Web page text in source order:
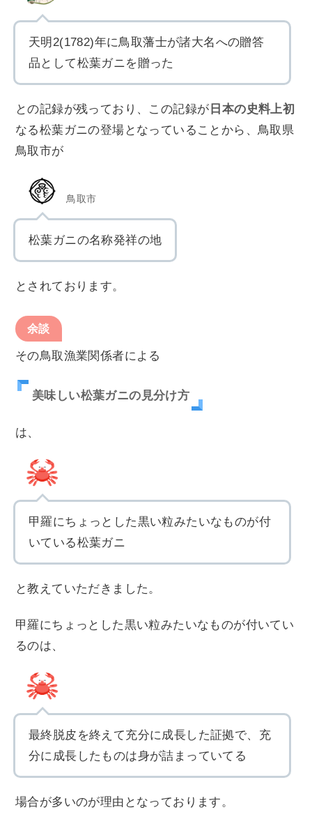
天明2(1782)年に鳥取藩士が諸大名への贈答
品として松葉ガニを贈った
との記録が残っており、この記録が 日本の史料上初
なる松葉ガニの登場となっていることから、鳥取県
鳥取市が
鳥取市
松葉ガニの名称発祥の地
とされております。
余談
その鳥取漁業関係者による
美味しい松葉ガニの見分け方
は、
甲羅にちょっとした黒い粒みたいなものが付
いている松葉ガニ
と教えていただきました。
甲羅にちょっとした黒い粒みたいなものが付いてい
るのは、
最終脱皮を終えて充分に成長した証拠で、充
分に成長したものは身が詰まっていてる
場合が多いのが理由となっております。